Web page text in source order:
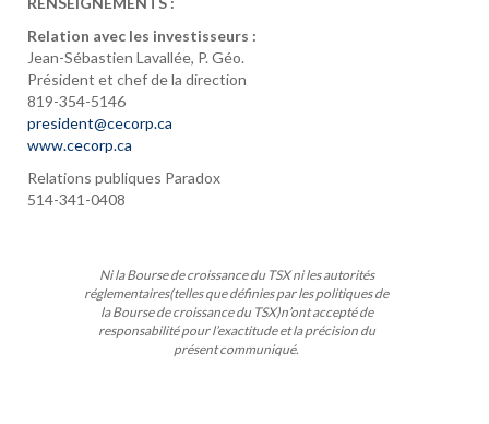
Relation avec les investisseurs :
Jean-Sébastien Lavallée, P. Géo.
Président et chef de la direction
819-354-5146
president@cecorp.ca
www.cecorp.ca
Relations publiques Paradox
514-341-0408
Ni la Bourse de croissance du TSX ni les autorités
réglementaires(telles que définies par les politiques de
la Bourse de croissance du TSX)n’ont accepté de
responsabilité pour l’exactitude et la précision du
présent communiqué.